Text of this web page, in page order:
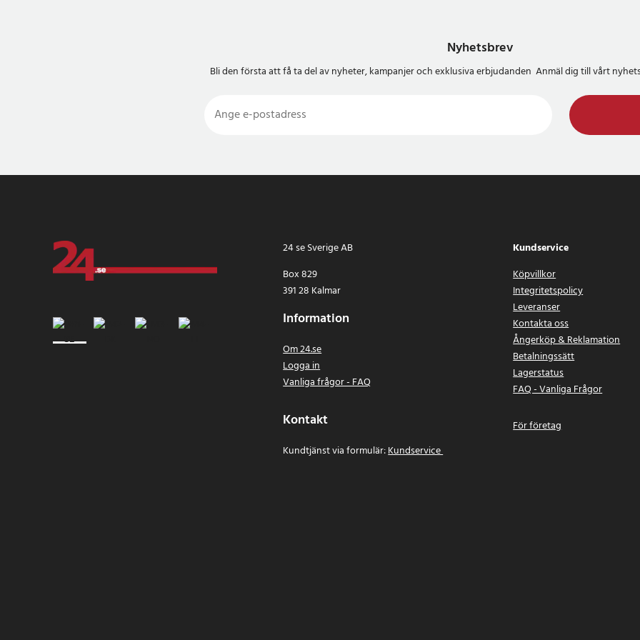
- Kompatibilitet: iPhone 12 mini, iPhone 12, iPhone 12
Pro, iPhone 12 Pro Max, iPhone 13 mini, iPhone 13,
Artikelnummer:126853
Nyhetsbrev
Bli den första att få ta del av nyheter, kampanjer och exklusiva erbjudanden Anmäl dig till vårt
24 se Sverige AB
Box 829
391 28 Kalmar
Information
Om 24.se
Logga in
Vanliga frågor - FAQ
Kontakt
Kundtjänst via formulär:Kundservice
Kundservice
Köpvillkor
Integritetspolicy
Leveranser
Kontakta oss
Ångerköp & Reklamation
Betalningssätt
Lagerstatus
FAQ - Vanliga Frågor
För företag